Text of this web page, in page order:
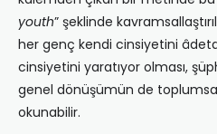
youth” şeklinde
her genç kendi cinsiyetini âdeta
cinsiyetini yaratıyor olması,
genel dönüşümün de
okunabilir.